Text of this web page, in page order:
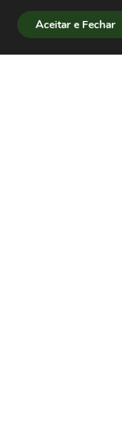
Aceitar e Fechar